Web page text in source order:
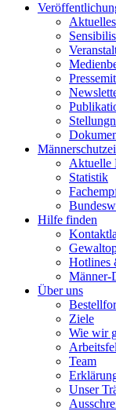
Aktuelles
Aktuelle
Statistik
Hilfe finden
Hotlines
Männer-
Über uns
Ziele
Wie wir
Team
Unser